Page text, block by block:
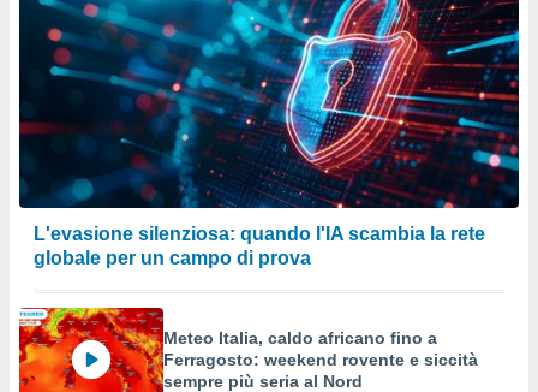
L'evasione silenziosa: quando l'IA scambia la rete
globale per un campo di prova
Meteo Italia, caldo africano fino a
Ferragosto: weekend rovente e siccità
sempre più seria al Nord